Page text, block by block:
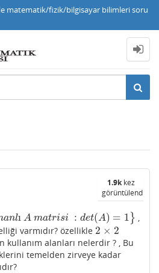
matematik/fizik/bilgisayar bilimleri soru
1.9kkez
görüntülendi
anlı A matrisi : det(A) = 1 }
matri si : det(A)=1}
varmıdır? özellikle 2 × 2
2 ×2
kullanım alanları nelerdir ? , Bu
temelden zirveye kadar